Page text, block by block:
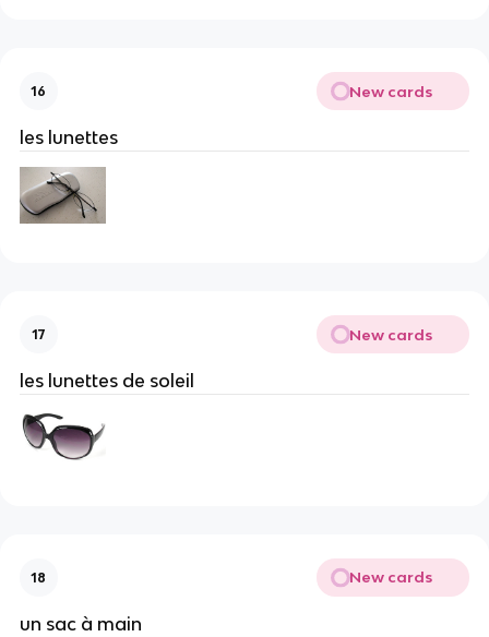
16 New cards
les lunettes
17 New cards
les lunettes de soleil
18 New cards
un sac à main